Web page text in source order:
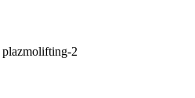
plazmolifting-2